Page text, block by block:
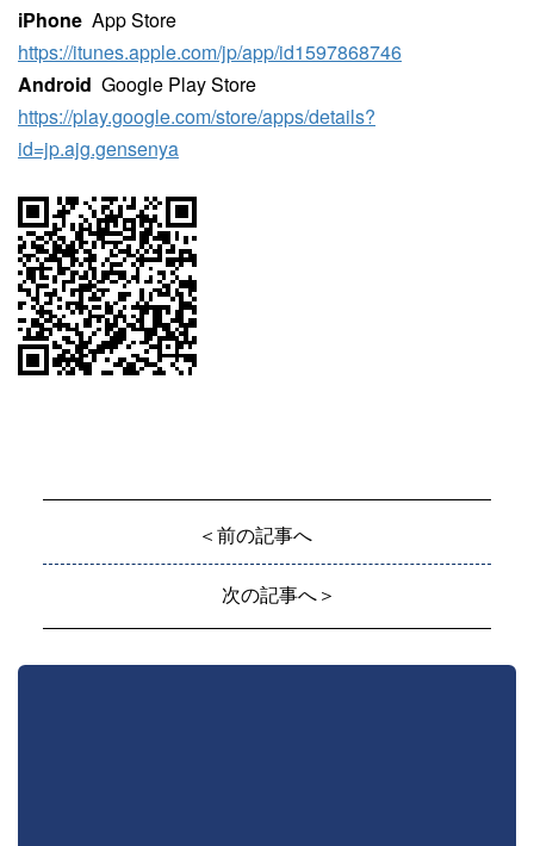
iPhone App Store
https://itunes.apple.com/jp/app/id1597868746
Android Google Play Store
https://play.google.com/store/apps/details?
id=jp.ajg.gensenya
＜前の記事へ
次の記事へ＞